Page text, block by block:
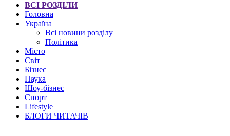
ВСІ РОЗДІЛИ
Головна
Україна
Всі новини розділу
Політика
Місто
Світ
Бізнес
Наука
Шоу-бізнес
Спорт
Lifestyle
БЛОГИ ЧИТАЧІВ